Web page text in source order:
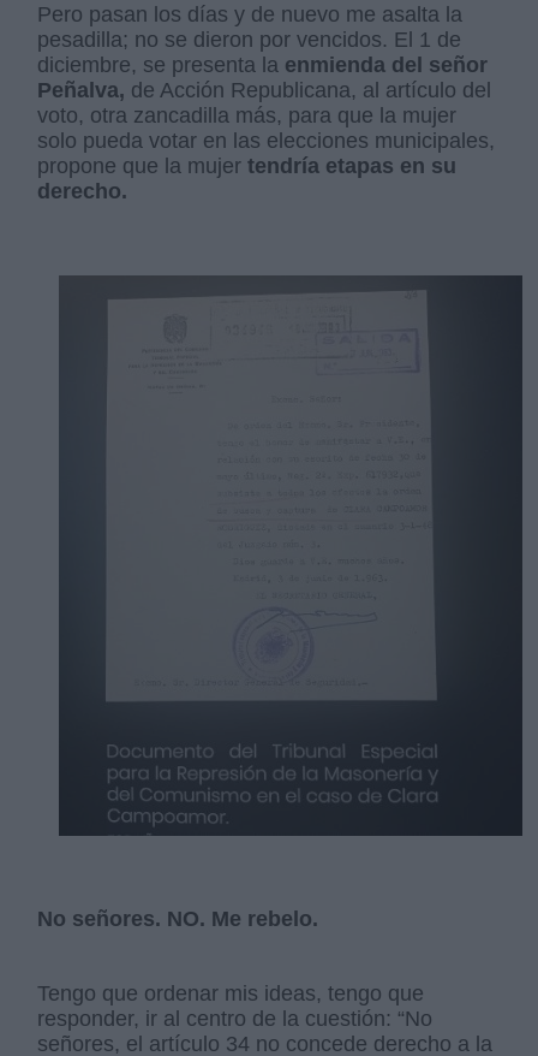
Pero pasan los días y de nuevo me asalta la
pesadilla; no se dieron por vencidos. El 1 de
diciembre, se presenta la enmienda del señor
Peñalva, de Acción Republicana, al artículo del
voto, otra zancadilla más, para que la mujer
solo pueda votar en las elecciones municipales,
propone que la mujertendría etapas en su
derecho.
No señores. NO. Me rebelo.
Tengo que ordenar mis ideas, tengo que
responder, ir al centro de la cuestión: “No
señores, el artículo 34 no concede derecho a la